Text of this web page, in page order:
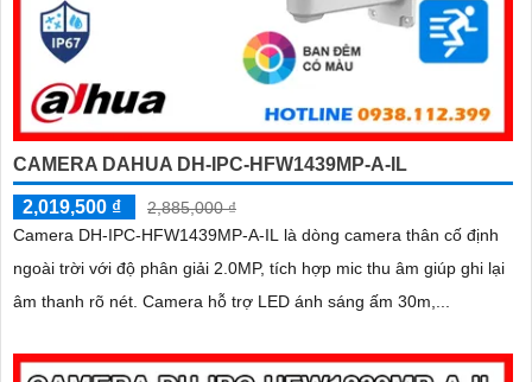
CAMERA DAHUA DH-IPC-HFW1439MP-A-IL
2,019,500 ₫
2,885,000 ₫
Camera DH-IPC-HFW1439MP-A-IL là dòng camera thân cố định
ngoài trời với độ phân giải 2.0MP, tích hợp mic thu âm giúp ghi lại
âm thanh rõ nét. Camera hỗ trợ LED ánh sáng ấm 30m,...